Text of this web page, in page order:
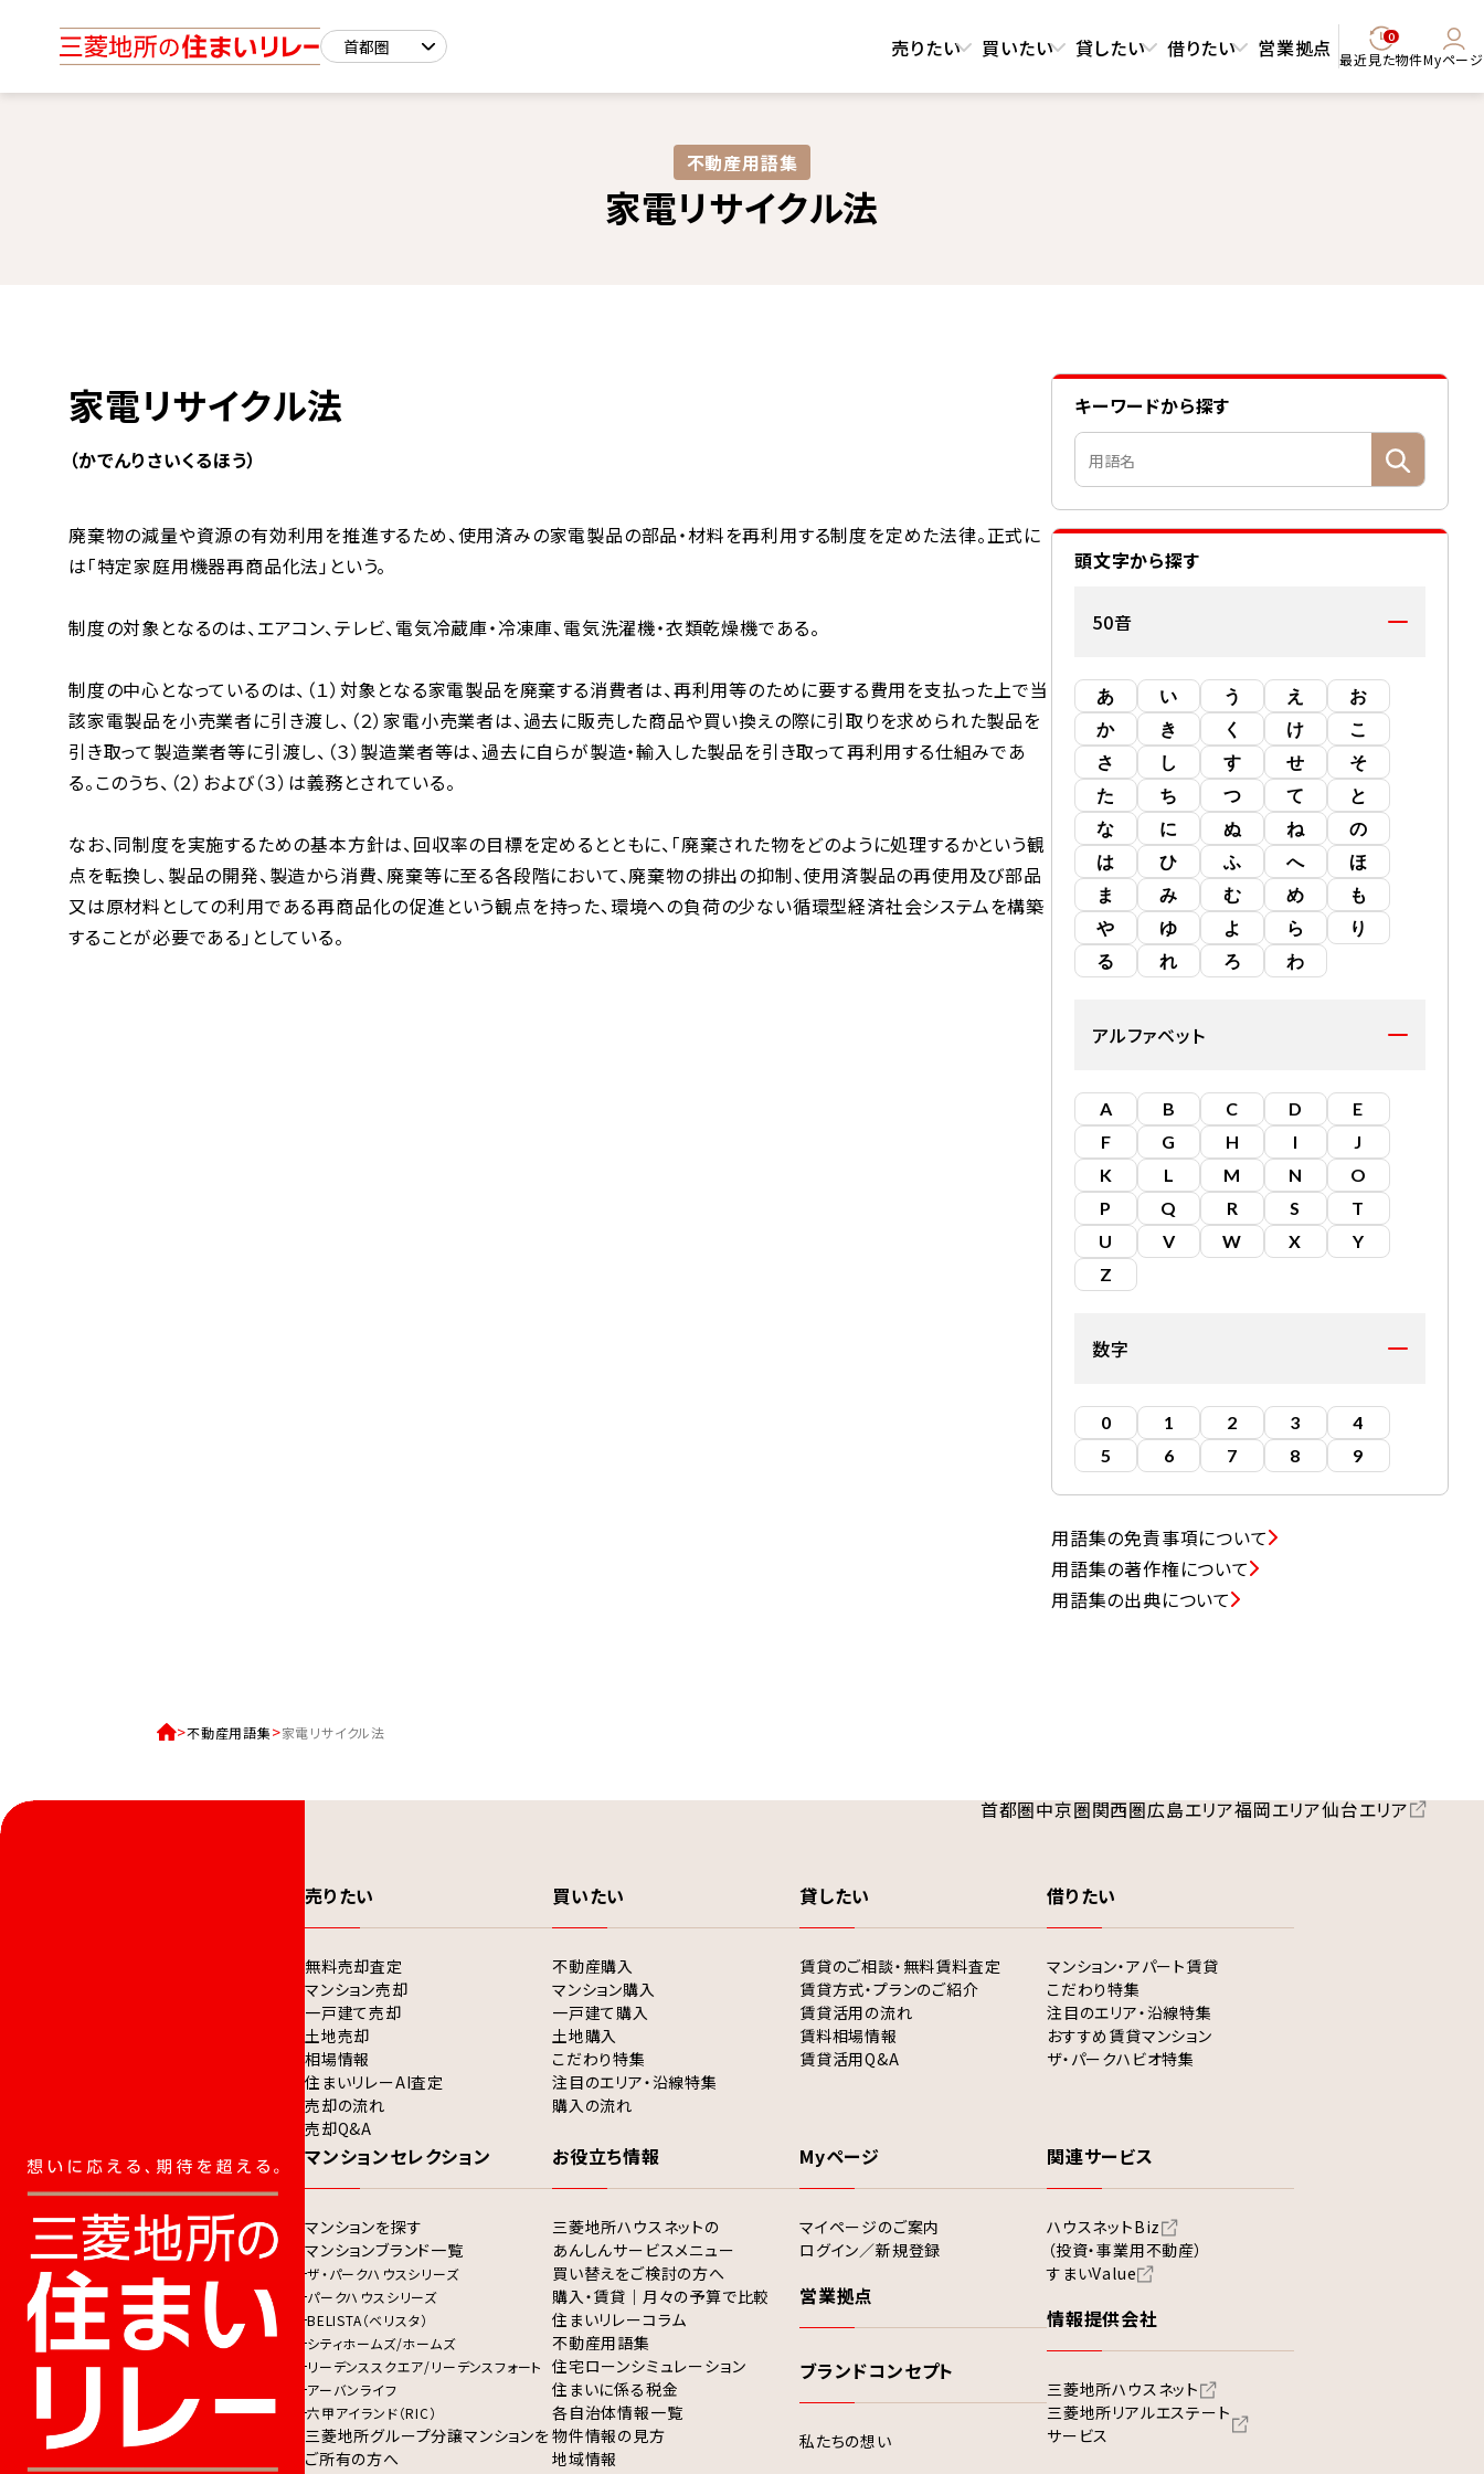
売りたい 買いたい 貸したい 借りたい 営業拠点 0
最近見た物件Myページ
不動産用語集​
家電リサイクル法
キーワードから探す
頭文字から探す
50音
あ い う え
お
か
き く け
こ
さ
し す せ
そ
た
ち つ て
と
な
に ぬ ね
の
は
ひ ふ へ
ほ
ま
み む め
も
や
ゆ よ ら
り
る
れ ろ わ
アルファベット
A B C D
E
F
G H I
J
K
L M N
O
P
Q R S
T
U
V W X
Y
Z
数字
0 1 2 3
4
5
6 7 8 9
用語集の免責事項について
用語集の著作権について
用語集の出典について
家電リサイクル法
（かでんりさいくるほう）
廃棄物の減量や資源の有効利用を推進するため、使用済みの家電製品の部品・材料を再利用する制度を定めた法律。正式に
は「特定家庭用機器再商品化法」という。
制度の対象となるのは、エアコン、テレビ、電気冷蔵庫・冷凍庫、電気洗濯機・衣類乾燥機である。
制度の中心となっているのは、（１）対象となる家電製品を廃棄する消費者は、再利用等のために要する費用を支払った上で当
該家電製品を小売業者に引き渡し、（２）家電小売業者は、過去に販売した商品や買い換えの際に引取りを求められた製品を
引き取って製造業者等に引渡し、（３）製造業者等は、過去に自らが製造・輸入した製品を引き取って再利用する仕組みであ
る。このうち、（２）および（３）は義務とされている。
なお、同制度を実施するための基本方針は、回収率の目標を定めるとともに、「廃棄された物をどのように処理するかという観
点を転換し、製品の開発、製造から消費、廃棄等に至る各段階において、廃棄物の排出の抑制、使用済製品の再使用及び部品
又は原材料としての利用である再商品化の促進という観点を持った、環境への負荷の少ない循環型経済社会システムを構築
することが必要である」としている。
不動産用語集 家電リサイクル法
首都圏中京圏関西圏広島エリア福岡エリア仙台エリア
売りたい
無料売却査定
マンション売却
一戸建て売却
土地売却
相場情報
住まいリレーAI査定
売却の流れ
売却Q&A
買いたい
不動産購入
マンション購入
一戸建て購入
土地購入
こだわり特集
注目のエリア・沿線特集
購入の流れ
貸したい
賃貸のご相談・無料賃料査定
賃貸方式・プランのご紹介
賃貸活用の流れ
賃料相場情報
賃貸活用Q&A
借りたい
マンション・アパート賃貸
こだわり特集
注目のエリア・沿線特集
おすすめ賃貸マンション
ザ・パークハビオ特集
マンションセレクション
マンションを探す
マンションブランド一覧
ザ・パークハウスシリーズ
パークハウスシリーズ
BELISTA（ベリスタ）
シティホームズ/ホームズ
リーデンススクエア/リーデンスフォート
アーバンライフ
六甲アイランド（RIC）
三菱地所グループ分譲マンションを
ご所有の方へ
お役立ち情報
三菱地所ハウスネットの
あんしんサービスメニュー
買い替えをご検討の方へ
購入・賃貸｜月々の予算で比較
住まいリレーコラム
不動産用語集
住宅ローンシミュレーション
住まいに係る税金
各自治体情報一覧
物件情報の見方
地域情報
Myページ
マイページのご案内
ログイン／新規登録
営業拠点
ブランドコンセプト
私たちの想い
関連サービス
ハウスネットBiz
（投資・事業用不動産）
すまいValue
情報提供会社
三菱地所ハウスネット
三菱地所リアルエステート
サービス